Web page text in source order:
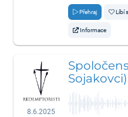
Přehraj Líbí
Informace
8.6.2025
Sojakovci)